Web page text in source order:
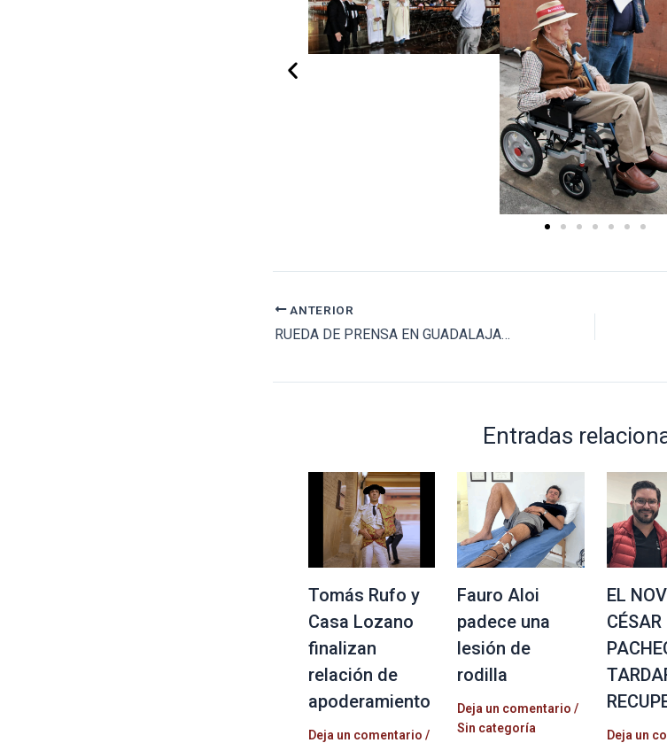
ANTERIOR
RUEDA DE PRENSA EN GUADALAJARA ANTICIPA EL TERCER FESTEJO DEL SERIAL DE PRIMAVERA 2025
Entradas
Tomás Rufo y
Casa Lozano
finalizan
relación de
apoderamiento
Deja un comentario /
Fauro Aloi
padece una
lesión de
rodilla
Deja un comentario /
Sin categoría
EL
CÉSAR
Deja un